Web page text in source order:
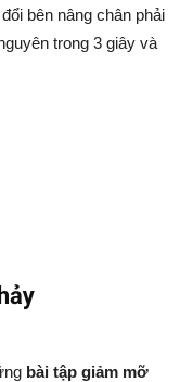
bên nâng chân phải
trong 3 giây và
bài tập giảm mỡ